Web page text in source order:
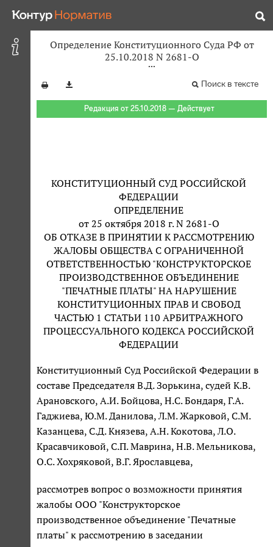
Определение Конституционного Суда РФ от
25.10.2018 N 2681-О
Поиск в тексте
Редакция от 25.10.2018 — Действует
КОНСТИТУЦИОННЫЙ СУД РОССИЙСКОЙ
ФЕДЕРАЦИИ
ОПРЕДЕЛЕНИЕ
от 25 октября 2018 г. N 2681-О
ОБ ОТКАЗЕ В ПРИНЯТИИ К РАССМОТРЕНИЮ
ЖАЛОБЫ ОБЩЕСТВА С ОГРАНИЧЕННОЙ
ОТВЕТСТВЕННОСТЬЮ "КОНСТРУКТОРСКОЕ
ПРОИЗВОДСТВЕННОЕ ОБЪЕДИНЕНИЕ
"ПЕЧАТНЫЕ ПЛАТЫ" НА НАРУШЕНИЕ
КОНСТИТУЦИОННЫХ ПРАВ И СВОБОД
ЧАСТЬЮ 1 СТАТЬИ 110 АРБИТРАЖНОГО
ПРОЦЕССУАЛЬНОГО КОДЕКСА РОССИЙСКОЙ
ФЕДЕРАЦИИ
Конституционный Суд Российской Федерации в
составе Председателя В.Д. Зорькина, судей К.В.
Арановского, А.И. Бойцова, Н.С. Бондаря, Г.А.
Гаджиева, Ю.М. Данилова, Л.М. Жарковой, С.М.
Казанцева, С.Д. Князева, А.Н. Кокотова, Л.О.
Красавчиковой, С.П. Маврина, Н.В. Мельникова,
О.С. Хохряковой, В.Г. Ярославцева,
рассмотрев вопрос о возможности принятия
жалобы ООО "Конструкторское
производственное объединение "Печатные
платы" к рассмотрению в заседании